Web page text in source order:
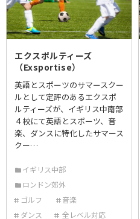
エクスポルティーズ
（Exsportise）
英語とスポーツのサマースクー
ルとして定評のあるエクスポ
ルティーズが、イギリス中南部
４校にて英語とスポーツ、音
楽、ダンスに特化したサマース
クー…
イギリス中部
ロンドン郊外
ゴルフ
音楽
ダンス
全レベル対応